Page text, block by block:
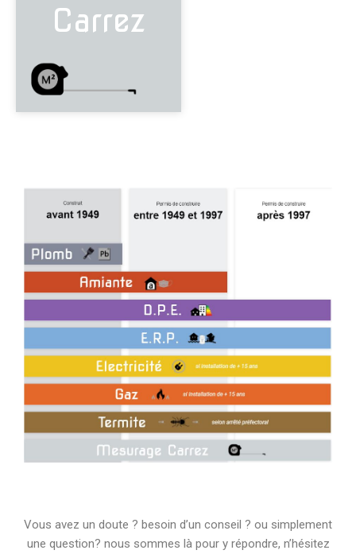
Carrez
Vous avez un doute ? besoin d’un conseil ? ou simplement
une question? nous sommes là pour y répondre, n’hésitez